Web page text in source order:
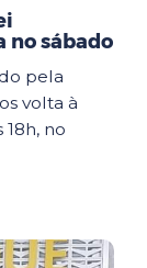
no sábado
pela
volta à
no